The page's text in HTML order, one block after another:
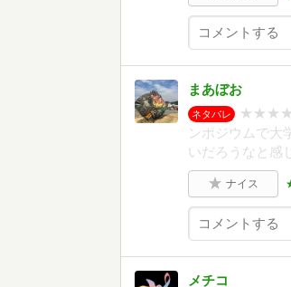
まあぼお
ネタバレ
★★★★☆
ンポジウムで大
いだろうなと感
ナイス
メチコ